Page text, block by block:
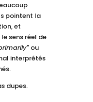
pointent la
et
sens réel de
" ou
interprétés
dupes.